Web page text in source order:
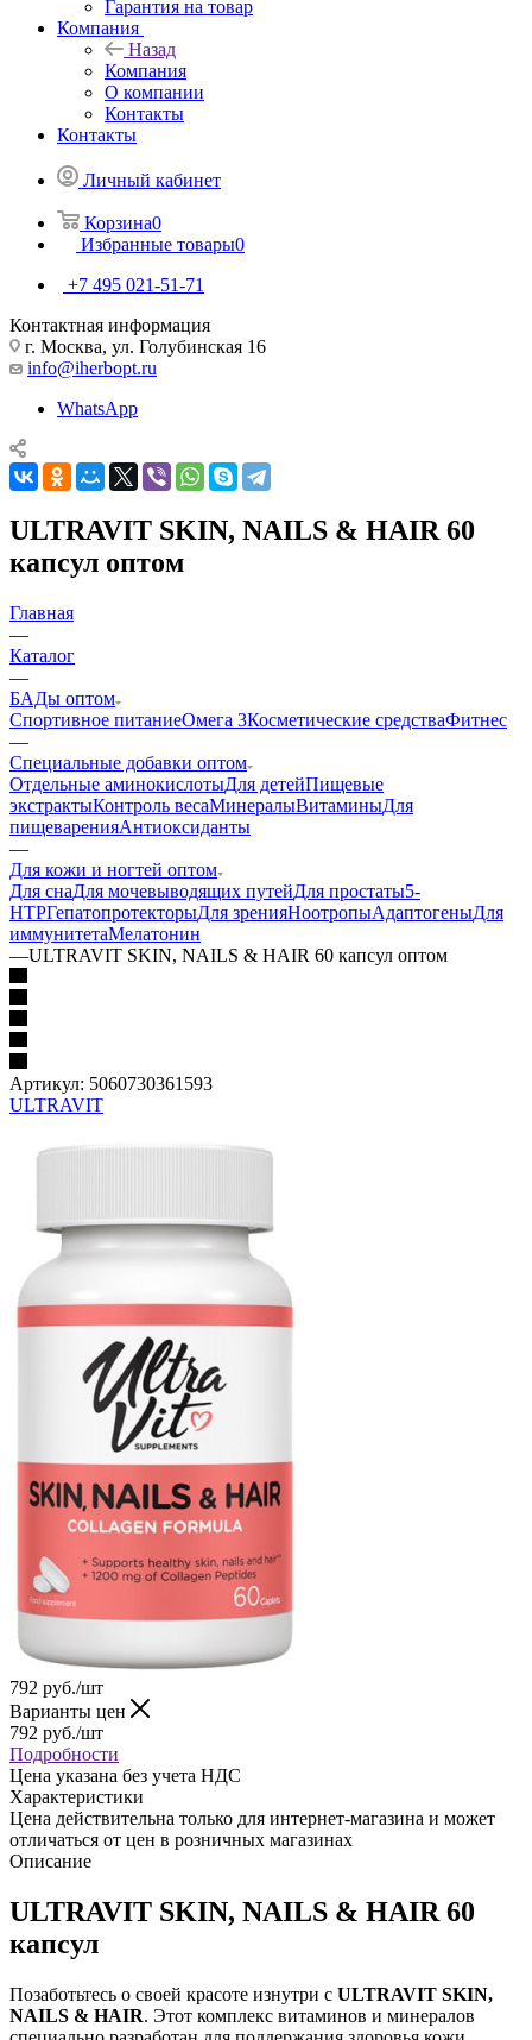
Гарантия на товар
Компания
Назад
Компания
О компании
Контакты
Контакты
Личный кабинет
Корзина0
Избранные товары0
+7 495 021-51-71
Контактная информация
г. Москва, ул. Голубинская 16
info@iherbopt.ru
WhatsApp
ULTRAVIT SKIN, NAILS & HAIR 60
капсул оптом
Главная
—
Каталог
—
БАДы оптом
Спортивное питаниеОмега 3Косметические средстваФитнес
—
Специальные добавки оптом
Отдельные аминокислотыДля детейПищевые
экстрактыКонтроль весаМинералыВитаминыДля
пищеваренияАнтиоксиданты
—
Для кожи и ногтей оптом
Для снаДля мочевыводящих путейДля простаты5-
HTPГепатопротекторыДля зренияНоотропыАдаптогеныДля
иммунитетаМелатонин
—ULTRAVIT SKIN, NAILS & HAIR 60 капсул оптом
Артикул: 5060730361593
ULTRAVIT
792 руб./шт
Варианты цен
792 руб./шт
Подробности
Цена указана без учета НДС
Характеристики
Цена действительна только для интернет-магазина и может
отличаться от цен в розничных магазинах
Описание
ULTRAVIT SKIN, NAILS & HAIR 60
капсул
Позаботьтесь о своей красоте изнутри с ULTRAVIT SKIN,
NAILS & HAIR. Этот комплекс витаминов и минералов